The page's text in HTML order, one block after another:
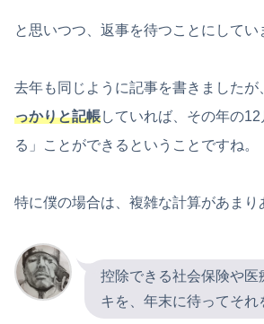
と思いつつ、返事を待つことにしてい
去年も同じように記事を書きましたが
っかりと記帳していれば、その年の
る」ことができるということですね。
特に僕の場合は、複雑な計算があまり
控除できる社会保険や医
キを、年末に待ってそれ